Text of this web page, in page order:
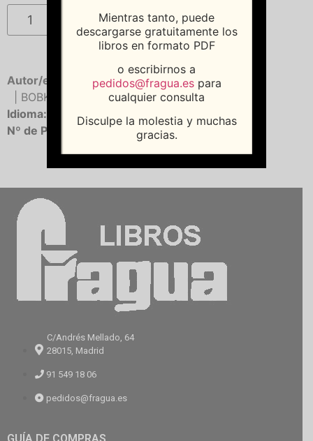
Añadir al carrito
Autor/es:
DOMINGUEZ ROMERO, Elena (Coord.)
| BOBKINA, Jelena (Ed.) | HERRERO, Carmen
Idioma:
Castellano
Nº de Páginas:
256
C/Andrés Mellado, 64
28015, Madrid
91 549 18 06
pedidos@fragua.es
Mientras tanto, puede
descargarse gratuitamente los
libros en formato PDF
o escribirnos a
pedidos@fragua.espara
cualquier consulta
Disculpe la molestia y muchas
gracias.